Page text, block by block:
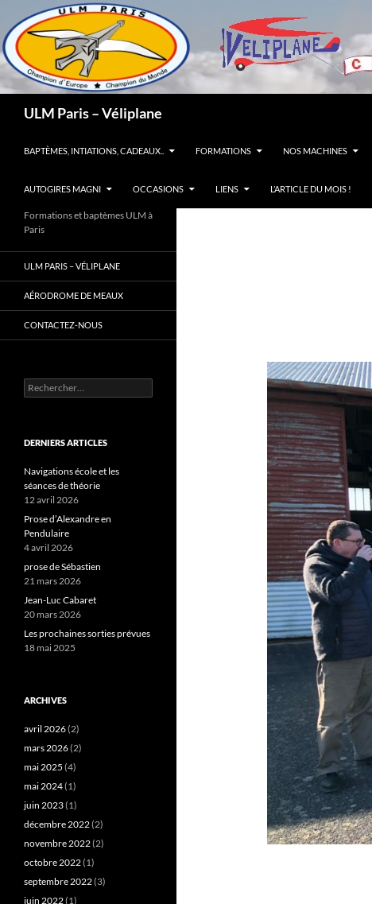
ULM Paris – Véliplane
BAPTÈMES, INTIATIONS, CADEAUX..
FORMATIONS NOS MACHINES
AUTOGIRES MAGNI OCCASIONS LIENS L’ARTICLE DU MOIS !
Formations et baptèmes ULM à
Paris
ULM PARIS – VÉLIPLANE
AÉRODROME DE MEAUX
CONTACTEZ-NOUS
Rechercher :
DERNIERS ARTICLES
Navigations école et les
séances de théorie
12 avril 2026
Prose d’Alexandre en
Pendulaire
4 avril 2026
prose de Sébastien
21 mars 2026
Jean-Luc Cabaret
20 mars 2026
Les prochaines sorties prévues
18 mai 2025
ARCHIVES
avril 2026(2)
mars 2026(2)
mai 2025 (4)
mai 2024(1)
juin 2023(1)
décembre 2022(2)
novembre 2022(2)
octobre 2022(1)
septembre 2022(3)
juin 2022(1)